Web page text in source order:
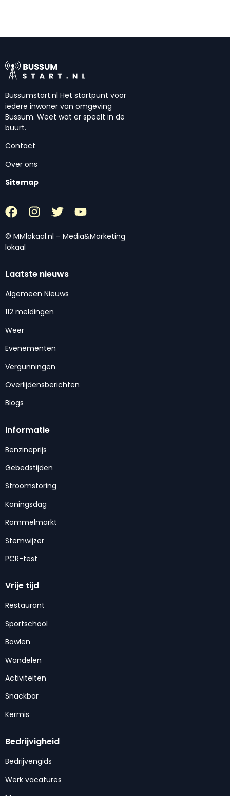
Bussumstart.nl Het startpunt voor
iedere inwoner van omgeving
Bussum. Weet wat er speelt in de
buurt.
Contact
Over ons
Sitemap
© MMlokaal.nl – Media&Marketing
lokaal
Laatste nieuws
Algemeen Nieuws
112 meldingen
Weer
Evenementen
Vergunningen
Overlijdensberichten
Blogs
Informatie
Benzineprijs
Gebedstijden
Stroomstoring
Koningsdag
Rommelmarkt
Stemwijzer
PCR-test
Vrije tijd
Restaurant
Sportschool
Bowlen
Wandelen
Activiteiten
Snackbar
Kermis
Bedrijvigheid
Bedrijvengids
Werk vacatures